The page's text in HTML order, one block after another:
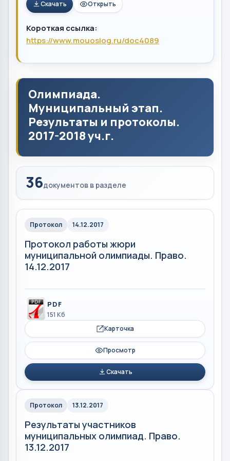
Скачать Открыть
Короткая ссылка:
https://www.mouoslog.ru/doc4089
Олимпиада.
Муниципальный этап.
Результаты и протоколы.
2017-2018 уч.г.
36документов в разделе
Протокол 14.12.2017
Протокол работы жюри
муниципальной олимпиады. Право.
14.12.2017
PDF
151 Кб
Карточка
Просмотр
Скачать
Протокол 13.12.2017
Результаты участников
муниципальных олимпиад. Право.
13.12.2017